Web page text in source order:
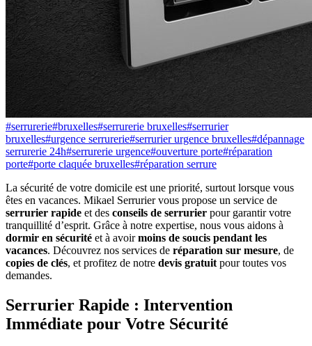
#serrurerie#bruxelles#serrurerie bruxelles#serrurier
bruxelles#urgence serrurerie#serrurier urgence bruxelles#dépannage
serrurerie 24h#serrurerie urgence#ouverture porte#réparation
porte#porte claquée bruxelles#réparation serrure
La sécurité de votre domicile est une priorité, surtout lorsque vous
êtes en vacances. Mikael Serrurier vous propose un service de
serrurier rapide et des conseils de serrurier pour garantir votre
tranquillité d’esprit. Grâce à notre expertise, nous vous aidons à
dormir en sécurité et à avoirmoins de soucis pendant les
vacances. Découvrez nos services de réparation sur mesure, de
copies de clés, et profitez de notre devis gratuit pour toutes vos
demandes.
Serrurier Rapide : Intervention
Immédiate pour Votre Sécurité